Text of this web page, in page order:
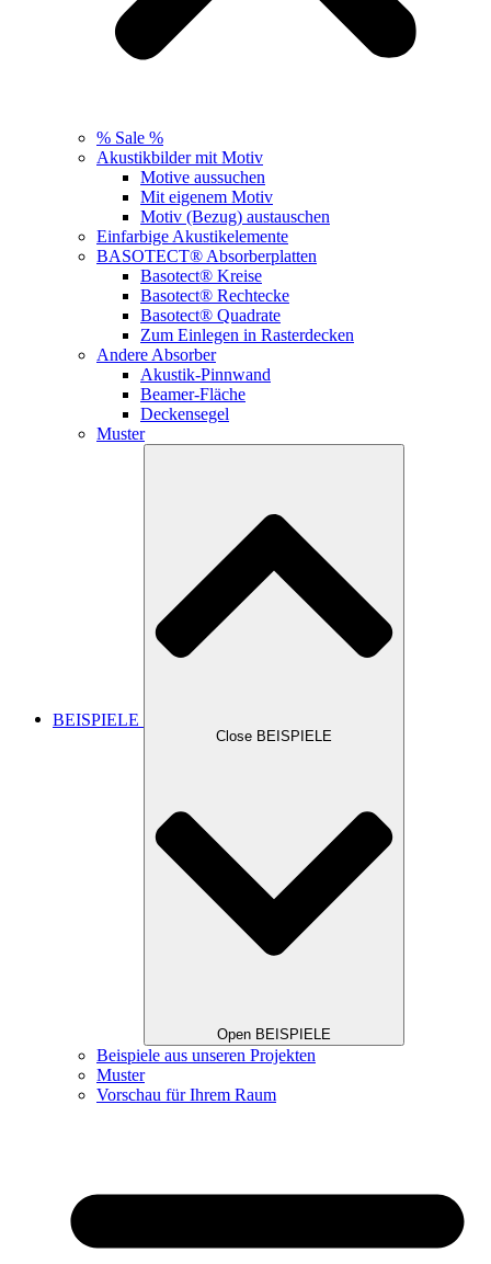
% Sale %
Akustikbilder mit Motiv
Motive aussuchen
Mit eigenem Motiv
Motiv (Bezug) austauschen
Einfarbige Akustikelemente
BASOTECT® Absorberplatten
Basotect® Kreise
Basotect® Rechtecke
Basotect® Quadrate
Zum Einlegen in Rasterdecken
Andere Absorber
Akustik-Pinnwand
Beamer-Fläche
Deckensegel
Muster
BEISPIELE
Close BEISPIELE
Open BEISPIELE
Beispiele aus unseren Projekten
Muster
Vorschau für Ihrem Raum